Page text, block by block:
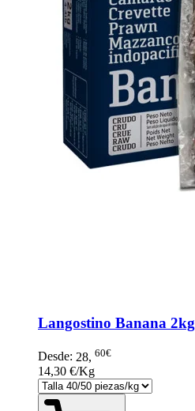
Langostino Banana 2kg
Desde: 28, 60€
14,30 €/Kg